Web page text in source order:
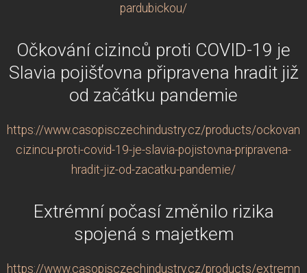
pardubickou/
Očkování cizinců proti COVID-19 je
Slavia pojišťovna připravena hradit již
od začátku pandemie
https://www.casopisczechindustry.cz/products/ockovani-
cizincu-proti-covid-19-je-slavia-pojistovna-pripravena-
hradit-jiz-od-zacatku-pandemie/
Extrémní počasí změnilo rizika
spojená s majetkem
https://www.casopisczechindustry.cz/products/extremni-